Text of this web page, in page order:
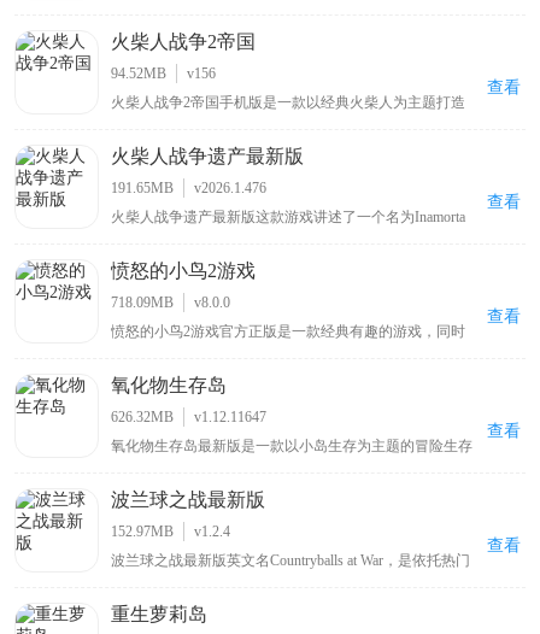
己的努力在满是怪物的世界艰难的生存下去，寻找神秘的
宝藏，打猎获取食物，开创通往异世界的大门，召唤神话
远古巨龙等。
一位置，游戏内有超多真实案件，还支持多人合作共同解
谜
火柴人战争2帝国
94.52MB
v156
火柴人战争2帝国手机版是一款以经典火柴人为主题打造
更多助推器。同时，游戏继承了原来的经典玩法，首先你
需要建造矿工来收集珍贵的黄金和宝石，你可以用它们来
购买各种火柴人战士，包括矿工、剑士、弓箭手、重装步
兵、巫师、小兵、弹射器、塔等，每个战士都进行了炫酷
查看
火柴人战争遗产最新版
191.65MB
v2026.1.476
火柴人战争遗产最新版这款游戏讲述了一个名为Inamorta
争工艺。该游戏场景设计宏伟，地图广袤，在地图上会有
不同国家划分出来疆域，你将依照不断增加的战争工艺来
突破各个国家的防御，好吸取成熟的战争艺术，游戏关卡
多样，具备的玩法也非常丰富，绝对会给予你非常刺激的
查看
愤怒的小鸟2游戏
718.09MB
v8.0.0
愤怒的小鸟2游戏官方正版是一款经典有趣的游戏，同时
现有了很大的提升，场景立体效果也显得更加的突出，给
玩家带来很强的视觉冲击力，而小鸟角色得益于在3D画面
的加持下，显得更加生动可爱，相信能给玩家带来别样的
惊喜。
查看
氧化物生存岛
626.32MB
v1.12.11647
氧化物生存岛最新版是一款以小岛生存为主题的冒险生存
表、服装列表信息，岛上有废弃城市，包含商场、加油站
等建筑物场景可供探索，但要留意棕熊等野兽带来的威胁
查看
波兰球之战最新版
152.97MB
v1.2.4
波兰球之战最新版英文名Countryballs at War，是依托热门
双玩法，玩家任选国家阵营执掌政权，统筹资源调配、兵
查看
重生萝莉岛